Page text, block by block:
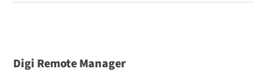
Digi Remote Manager